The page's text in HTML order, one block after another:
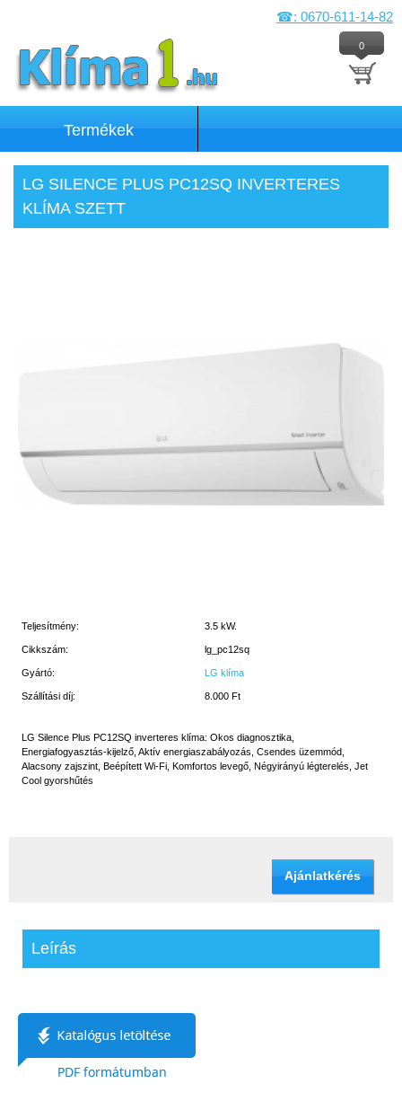
☎: 0670-611-14-82
0
Termékek
LG SILENCE PLUS PC12SQ INVERTERES
KLÍMA SZETT
Teljesítmény: 3.5 kW.
Cikkszám: lg_pc12sq
Gyártó: LG klíma
Szállítási díj: 8.000 Ft
LG Silence Plus PC12SQ inverteres klíma: Okos diagnosztika,
Energiafogyasztás-kijelző, Aktív energiaszabályozás, Csendes üzemmód,
Alacsony zajszint, Beépített Wi-Fi, Komfortos levegő, Négyirányú légterelés, Jet
Cool gyorshűtés
Ajánlatkérés
Leírás